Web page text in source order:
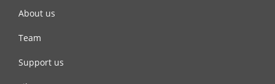
About us
Team
Support us